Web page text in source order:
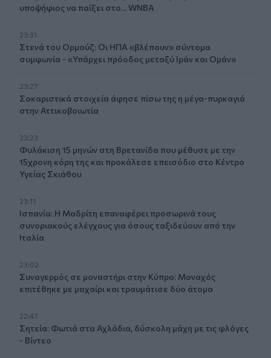
υποψήφιος να παίξει στο... WNBA
23:31
Στενά του Ορμούζ: Οι ΗΠΑ «βλέπουν» σύντομα
συμφωνία - «Υπάρχει πρόοδος μεταξύ Ιράν και Ομάν»
23:27
Σοκαριστικά στοιχεία άφησε πίσω της η μέγα-πυρκαγιά
στην Αττικοβοιωτία
23:23
Φυλάκιση 15 μηνών στη Βρετανίδα που μέθυσε με την
15χρονη κόρη της και προκάλεσε επεισόδιο στο Κέντρο
Υγείας Σκιάθου
23:11
Ισπανία: Η Μαδρίτη επαναφέρει προσωρινά τους
συνοριακούς ελέγχους για όσους ταξιδεύουν από την
Ιταλία
23:02
Συναγερμός σε μοναστήρι στην Κύπρο: Μοναχός
επιτέθηκε με μαχαίρι και τραυμάτισε δύο άτομα
22:47
Σητεία: Φωτιά στα Αχλάδια, δύσκολη μάχη με τις φλόγες
- Βίντεο